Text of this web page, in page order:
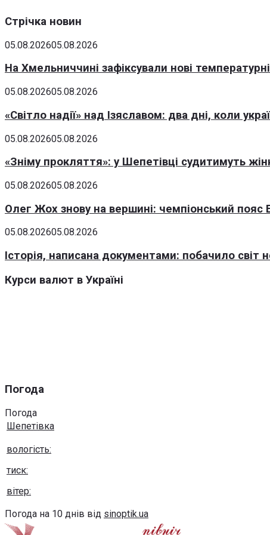
Стрічка новин
05.08.202605.08.2026
На Хмельниччині зафіксували нові
05.08.202605.08.2026
«Світло надії» над Ізяславом: два дні, коли
05.08.202605.08.2026
«Зніму прокляття»: у Шепетівці судитимуть
05.08.202605.08.2026
Олег Жох знову на вершині: чемпіонський пояс
05.08.202605.08.2026
Історія, написана документами: побачило
Курси валют в Україні
Погода
Погода
Шепетівка
вологість:
тиск:
вітер:
Погода на 10 днів від sinoptik.ua